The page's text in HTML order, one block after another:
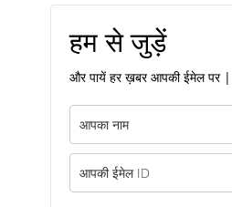
हम से जुड़ें
और पायें हर ख़बर आपकी ईमेल पर |